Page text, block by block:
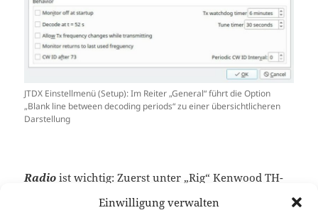
Einwilligung verwalten
JTDX Einstellmenü (Setup): Im Reiter „General“ führt die Option
„Blank line between decoding periods“ zu einer übersichtlicheren
Darstellung
Radio ist wichtig: Zuerst unter „Rig“ Kenwood TH-
ermitteln, wo die Handfunke per USB angeschlossen